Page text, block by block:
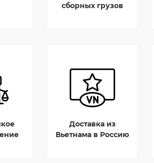
сборных грузов
Доставка из
Вьетнама в Россию